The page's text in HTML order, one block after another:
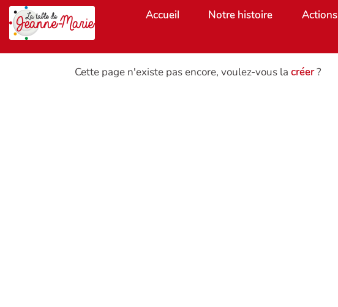
Aller au contenu principal Accueil Notre histoire Actions
Cette page n'existe pas encore, voulez-vous la créer?